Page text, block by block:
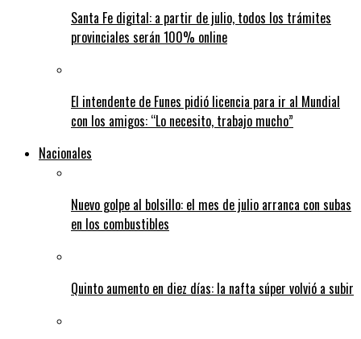
Santa Fe digital: a partir de julio, todos los trámites
provinciales serán 100% online
El intendente de Funes pidió licencia para ir al Mundial
con los amigos: “Lo necesito, trabajo mucho”
Nacionales
Nuevo golpe al bolsillo: el mes de julio arranca con subas
en los combustibles
Quinto aumento en diez días: la nafta súper volvió a subir